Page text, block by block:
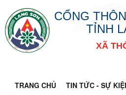
CỔNG
TỈNH
XÃ
TRANG CHỦ TIN TỨC - SỰ